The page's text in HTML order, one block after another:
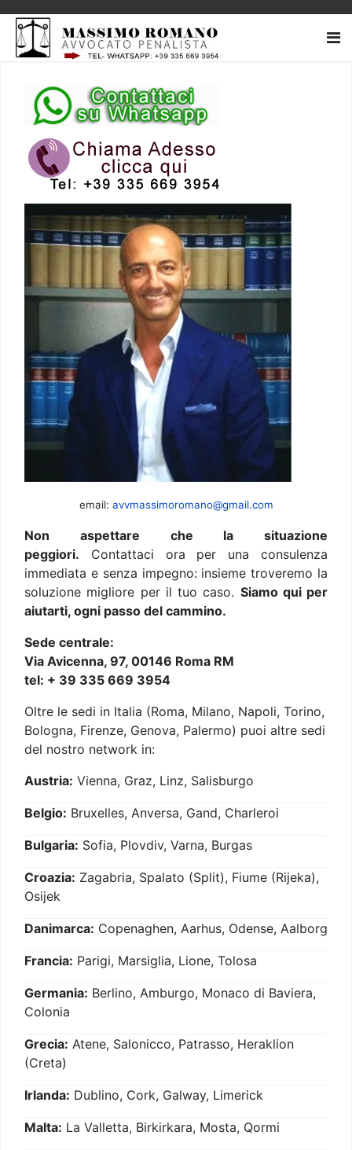
email: avvmassimoromano@gmail.com
Non aspettare che la situazione
peggiori. Contattaci ora per una consulenza
immediata e senza impegno: insieme troveremo la
soluzione migliore per il tuo caso. Siamo qui per
aiutarti, ogni passo del cammino.
Sede centrale:
Via Avicenna, 97, 00146 Roma RM
tel: + 39 335 669 3954
Oltre le sedi in Italia (Roma, Milano, Napoli, Torino,
Bologna, Firenze, Genova, Palermo) puoi altre sedi
del nostro network in:
Austria: Vienna, Graz, Linz, Salisburgo
Belgio: Bruxelles, Anversa, Gand, Charleroi
Bulgaria: Sofia, Plovdiv, Varna, Burgas
Croazia: Zagabria, Spalato (Split), Fiume (Rijeka),
Osijek
Danimarca: Copenaghen, Aarhus, Odense, Aalborg
Francia: Parigi, Marsiglia, Lione, Tolosa
Germania: Berlino, Amburgo, Monaco di Baviera,
Colonia
Grecia: Atene, Salonicco, Patrasso, Heraklion
(Creta)
Irlanda: Dublino, Cork, Galway, Limerick
Malta: La Valletta, Birkirkara, Mosta, Qormi